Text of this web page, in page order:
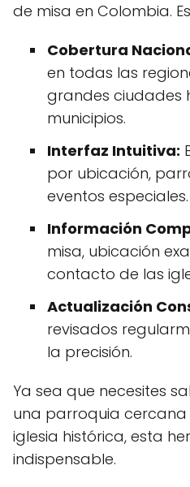
de misa en Colombia.
Cobertura
en todas las
grandes ciudades
municipios.
Interfaz Intuitiva:
por ubicación,
eventos especiales.
Información
misa, ubicación
contacto de las
Actualización
revisados
la precisión.
Ya sea que necesites
una parroquia cercana
iglesia histórica, esta
indispensable.